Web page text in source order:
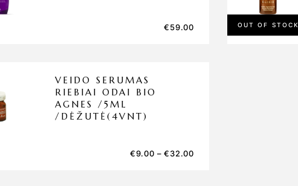
€59.00 OUT OF STOCK
VEIDO SERUMAS
RIEBIAI ODAI BIO
AGNES /5ML
/DĖŽUTĖ(4VNT)
€9.00 –€32.00